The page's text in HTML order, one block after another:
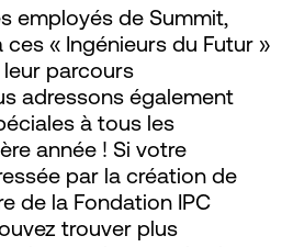
employés de Summit,
« Ingénieurs du Futur »
parcours
adressons également
à tous les
année ! Si votre
par la création de
de la Fondation IPC
trouver plus